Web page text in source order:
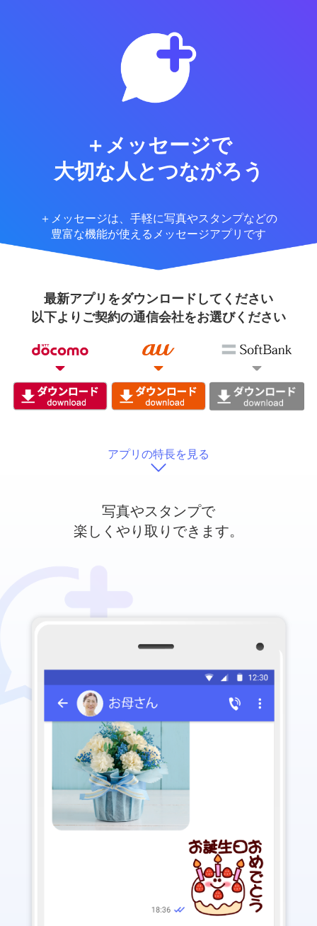
＋メッセージで
大切な人とつながろう
＋メッセージは、手軽に写真やスタンプなどの
豊富な機能が使えるメッセージアプリです
最新アプリをダウンロードしてください
以下よりご契約の通信会社をお選びください
アプリの特長を見る
写真やスタンプで
楽しくやり取りできます。